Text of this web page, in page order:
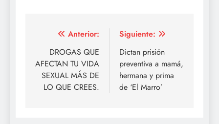
Navegación
entradas
Anterior:
DROGAS QUE
AFECTAN TU VIDA
SEXUAL MÁS DE
LO QUE CREES.
Siguiente:
Dictan prisión
preventiva a mamá,
hermana y prima
de ‘El Marro’